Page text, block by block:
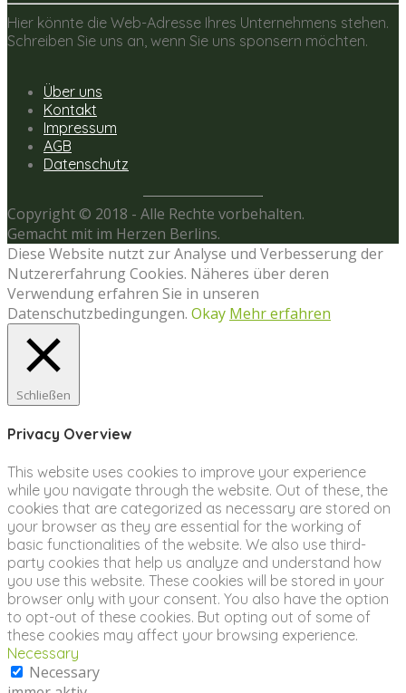
Hier könnte die Web-Adresse Ihres Unternehmens stehen.
Schreiben Sie uns an, wenn Sie uns sponsern möchten.
Über uns
Kontakt
Impressum
AGB
Datenschutz
Copyright © 2018 - Alle Rechte vorbehalten.
Gemacht mit im Herzen Berlins.
Diese Website nutzt zur Analyse und Verbesserung der
Nutzererfahrung Cookies. Näheres über deren
Verwendung erfahren Sie in unseren
Datenschutzbedingungen. Okay Mehr erfahren
Schließen
Privacy Overview
This website uses cookies to improve your experience
while you navigate through the website. Out of these, the
cookies that are categorized as necessary are stored on
your browser as they are essential for the working of
basic functionalities of the website. We also use third-
party cookies that help us analyze and understand how
you use this website. These cookies will be stored in your
browser only with your consent. You also have the option
to opt-out of these cookies. But opting out of some of
these cookies may affect your browsing experience.
Necessary
Necessary